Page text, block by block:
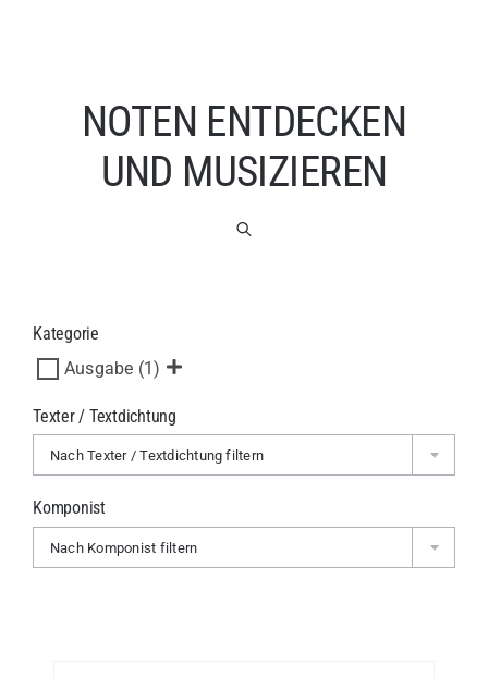
NOTEN ENTDECKEN
UND MUSIZIEREN
Kategorie
Ausgabe (1)
Texter / Textdichtung
Nach Texter / Textdichtung filtern
Komponist
Nach Komponist filtern